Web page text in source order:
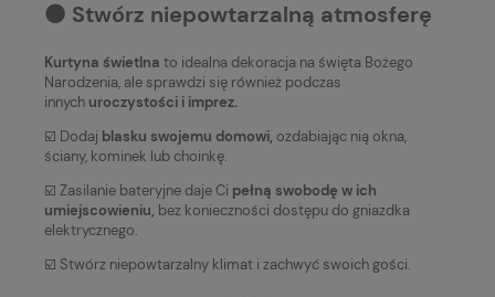
⚫️ Stwórz niepowtarzalną atmosferę
Kurtyna świetlna to idealna dekoracja na święta Bożego
Narodzenia, ale sprawdzi się również podczas
innych uroczystości i imprez.
☑️ Dodaj blasku swojemu domowi, ozdabiając nią okna,
ściany, kominek lub choinkę.
☑️ Zasilanie bateryjne daje Ci pełną swobodę w ich
umiejscowieniu, bez konieczności dostępu do gniazdka
elektrycznego.
☑️ Stwórz niepowtarzalny klimat i zachwyć swoich gości.